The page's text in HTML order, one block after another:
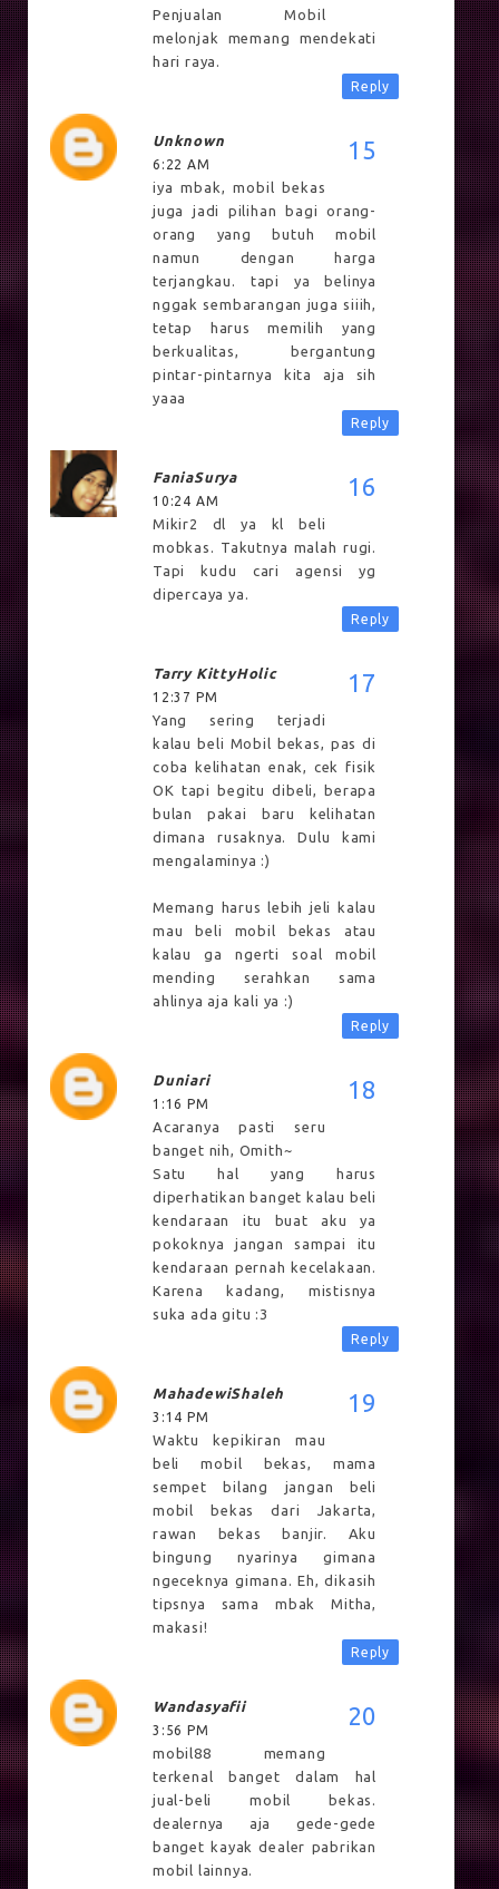
Penjualan Mobil
melonjak memang mendekati
hari raya.
Reply
Unknown
6:22 AM
iya mbak, mobil bekas
juga jadi pilihan bagi orang-
orang yang butuh mobil
namun dengan harga
terjangkau. tapi ya belinya
nggak sembarangan juga siiih,
tetap harus memilih yang
berkualitas, bergantung
pintar-pintarnya kita aja sih
yaaa
Reply
FaniaSurya
10:24 AM
Mikir2 dl ya kl beli
mobkas. Takutnya malah rugi.
Tapi kudu cari agensi yg
dipercaya ya.
Reply
Tarry KittyHolic
12:37 PM
Yang sering terjadi
kalau beli Mobil bekas, pas di
coba kelihatan enak, cek fisik
OK tapi begitu dibeli, berapa
bulan pakai baru kelihatan
dimana rusaknya. Dulu kami
mengalaminya :)
Memang harus lebih jeli kalau
mau beli mobil bekas atau
kalau ga ngerti soal mobil
mending serahkan sama
ahlinya aja kali ya :)
Reply
Duniari
1:16 PM
Acaranya pasti seru
banget nih, Omith~
Satu hal yang harus
diperhatikan banget kalau beli
kendaraan itu buat aku ya
pokoknya jangan sampai itu
kendaraan pernah kecelakaan.
Karena kadang, mistisnya
suka ada gitu :3
Reply
MahadewiShaleh
3:14 PM
Waktu kepikiran mau
beli mobil bekas, mama
sempet bilang jangan beli
mobil bekas dari Jakarta,
rawan bekas banjir. Aku
bingung nyarinya gimana
ngeceknya gimana. Eh, dikasih
tipsnya sama mbak Mitha,
makasi!
Reply
Wandasyafii
3:56 PM
mobil88 memang
terkenal banget dalam hal
jual-beli mobil bekas.
dealernya aja gede-gede
banget kayak dealer pabrikan
mobil lainnya.